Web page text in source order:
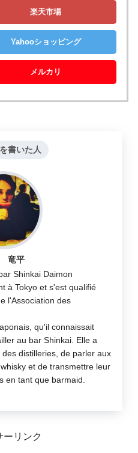
楽天市場
Yahooショッピング
メルカリ
書いた人
竜平
Shinkai Daimon
à Tokyo et s'est qualifié
l'Association des
qu'il connaissait
au bar Shinkai. Elle a
distilleries, de parler aux
et de transmettre leur
en tant que barmaid.
ーリンク